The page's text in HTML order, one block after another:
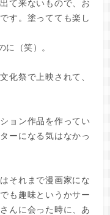
て来ないもので、お
す。塗ってても楽し
（笑）。
化祭で上映されて、
ョン作品を作ってい
ーになる気はなかっ
それまで漫画家にな
も趣味というかサー
んに会った時に、あ